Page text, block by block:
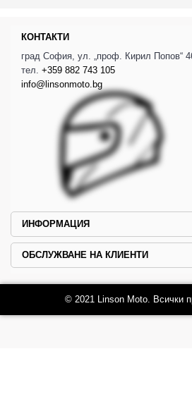
КОНТАКТИ
град София, ул. „проф. Кирил Попов“
тел. +359 882 743 105
info@linsonmoto.bg
ИНФОРМАЦИЯ
ОБСЛУЖВАНЕ НА КЛИЕНТИ
© 2021 Linson Moto. Всички